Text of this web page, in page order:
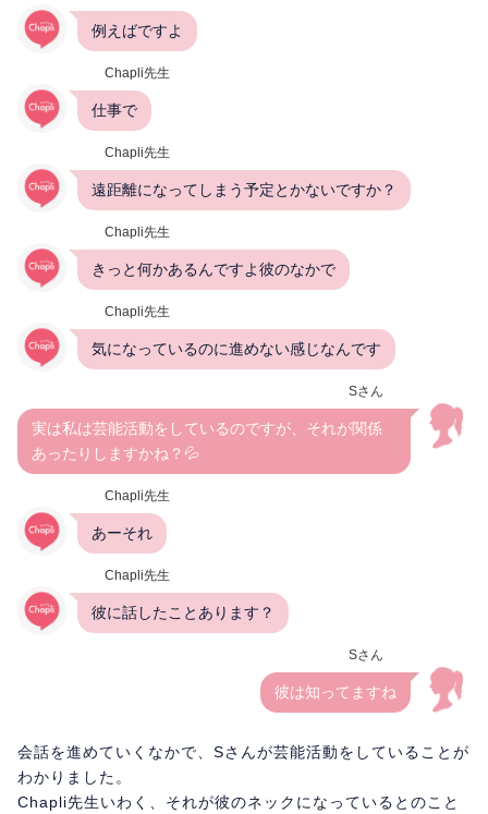
例えばですよ
Chapli先生
仕事で
Chapli先生
遠距離になってしまう予定とかないですか？
Chapli先生
きっと何かあるんですよ彼のなかで
Chapli先生
気になっているのに進めない感じなんです
Sさん
実は私は芸能活動をしているのですが、それが関係
あったりしますかね？💦
Chapli先生
あーそれ
Chapli先生
彼に話したことあります？
Sさん
彼は知ってますね
会話を進めていくなかで、Sさんが芸能活動をしていることが
わかりました。
Chapli先生いわく、それが彼のネックになっているとのこと